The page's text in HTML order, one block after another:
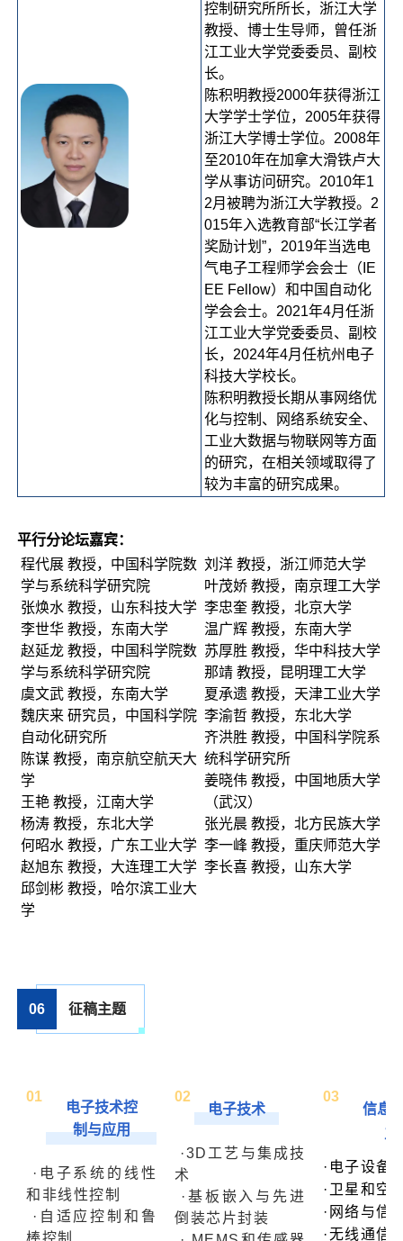
控制研究所所长，浙江大学
教授、博士生导师，曾任浙
江工业大学党委委员、副校
长。
陈积明教授2000年获得浙江
大学学士学位，2005年获得
浙江大学博士学位。2008年
至2010年在加拿大滑铁卢大
学从事访问研究。2010年1
2月被聘为浙江大学教授。2
015年入选教育部“长江学者
奖励计划”，2019年当选电
气电子工程师学会会士（IE
EE Fellow）和中国自动化
学会会士。2021年4月任浙
江工业大学党委委员、副校
长，2024年4月任杭州电子
科技大学校长。
陈积明教授长期从事网络优
化与控制、网络系统安全、
工业大数据与物联网等方面
的研究，在相关领域取得了
较为丰富的研究成果。
平行分论坛嘉宾：
程代展 教授，中国科学院数
学与系统科学研究院
张焕水 教授，山东科技大学
李世华 教授，东南大学
赵延龙 教授，中国科学院数
学与系统科学研究院
虞文武 教授，东南大学
魏庆来 研究员，中国科学院
自动化研究所
陈谋 教授，南京航空航天大
学
王艳 教授，江南大学
杨涛 教授，东北大学
何昭水 教授，广东工业大学
赵旭东 教授，大连理工大学
邱剑彬 教授，哈尔滨工业大
学
刘洋 教授，浙江师范大学
叶茂娇 教授，南京理工大学
李忠奎 教授，北京大学
温广辉 教授，东南大学
苏厚胜 教授，华中科技大学
那靖 教授，昆明理工大学
夏承遗 教授，天津工业大学
李渝哲 教授，东北大学
齐洪胜 教授，中国科学院系
统科学研究所
姜晓伟 教授，中国地质大学
（武汉）
张光晨 教授，北方民族大学
李一峰 教授，重庆师范大学
李长喜 教授，山东大学
06 征稿主题
01
电子技术控
制与应用
·电子系统的线性
和非线性控制
·自适应控制和鲁
棒控制
02
电子技术
·3D工艺与集成技
术
·基板嵌入与先进
倒装芯片封装
03
信息
工
·电子设备
·卫星和空
·网络与信
·无线通信